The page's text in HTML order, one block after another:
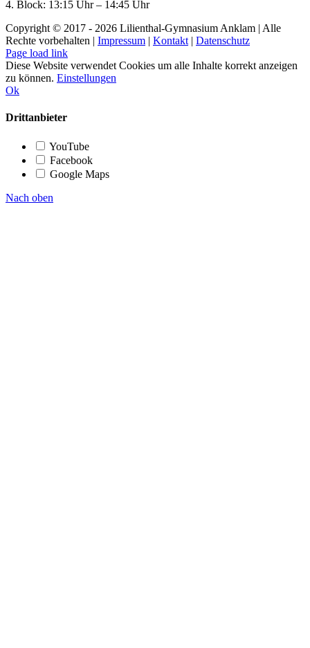
4. Block: 13:15 Uhr – 14:45 Uhr
Copyright © 2017 - 2026 Lilienthal-Gymnasium Anklam | Alle
Rechte vorbehalten | Impressum | Kontakt | Datenschutz
Page load link
Diese Website verwendet Cookies um alle Inhalte korrekt anzeigen
zu können. Einstellungen
Ok
Drittanbieter
YouTube
Facebook
Google Maps
Nach oben